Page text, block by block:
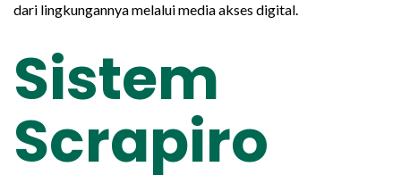
dari lingkungannya melalui media akses digital.
Sistem
Scrapiro